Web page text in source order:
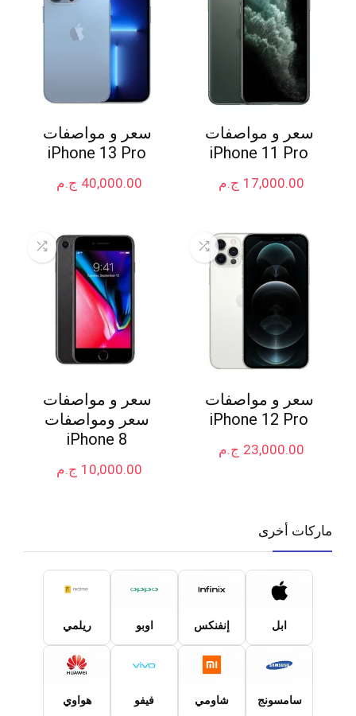
سعر و مواصفات
iPhone 11 Pro
ج.م 17,000.00
سعر و مواصفات
iPhone 13 Pro
ج.م 40,000.00
سعر و مواصفات
iPhone 12 Pro
ج.م 23,000.00
سعر و مواصفات
سعر ومواصفات
iPhone 8
ج.م 10,000.00
ماركات أخرى
ابل إنفنكس اوبو ريلمي
سامسونج شاومي فيفو هواوي